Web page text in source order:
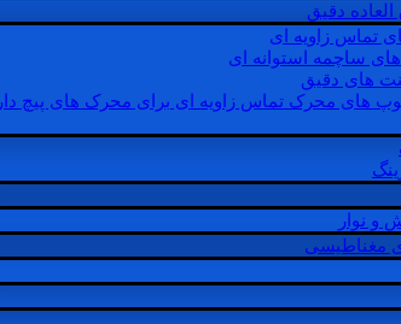
دقیق
تماس زاویه ای
های ساچمه استوانه ای
های دقیق
های محرک تماس زاویه ای برای محرک های پیچ دار
و نوار
مغناطیسی